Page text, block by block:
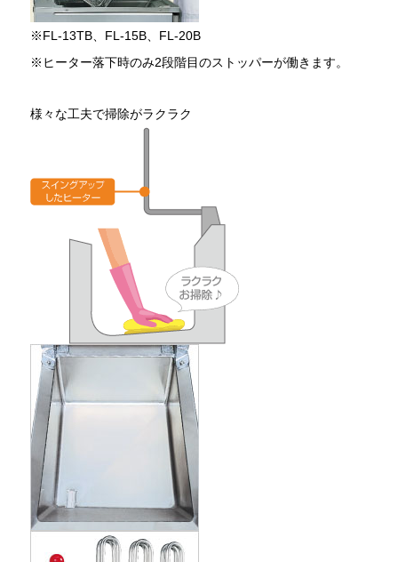
※FL-13TB、FL-15B、FL-20B
※ヒーター落下時のみ2段階目のストッパーが働きます。
様々な工夫で掃除がラクラク